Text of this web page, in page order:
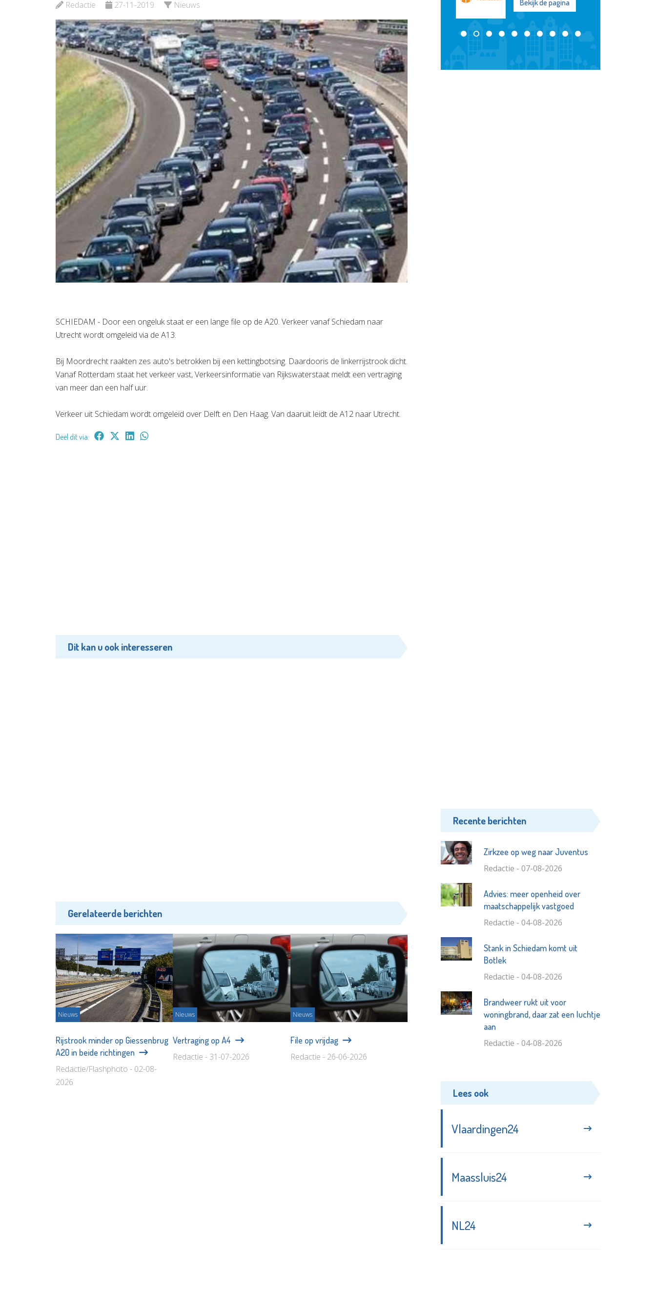
Redactie 27-11-2019 Nieuws
SCHIEDAM - Door een ongeluk staat er een lange file op de A20. Verkeer vanaf Schiedam naar
Utrecht wordt omgeleid via de A13.
Bij Moordrecht raakten zes auto's betrokken bij een kettingbotsing. Daardooris de linkerrijstrook dicht.
Vanaf Rotterdam staat het verkeer vast, Verkeersinformatie van Rijkswaterstaat meldt een vertraging
van meer dan een half uur.
Verkeer uit Schiedam wordt omgeleid over Delft en Den Haag. Van daaruit leidt de A12 naar Utrecht.
Deel dit via:
Dit kan u ook interesseren
Gerelateerde berichten
Nieuws
Rijstrook minder op Giessenbrug
A20 in beide richtingen
Redactie/Flashphoto - 02-08-
2026
Nieuws
Vertraging op A4
Redactie - 31-07-2026
Nieuws
File op vrijdag
Redactie - 26-06-2026
Bekijk de pagina
Recente berichten
Zirkzee op weg naar Juventus
Redactie - 07-08-2026
Advies: meer openheid over
maatschappelijk vastgoed
Redactie - 04-08-2026
Stank in Schiedam komt uit
Botlek
Redactie - 04-08-2026
Brandweer rukt uit voor
woningbrand, daar zat een luchtje
aan
Redactie - 04-08-2026
Lees ook
Vlaardingen24
Maassluis24
NL24